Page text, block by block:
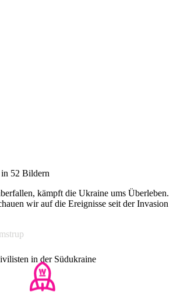
52 Bildern
kämpft die Ukraine ums Überleben.
wir auf die Ereignisse seit der Invasion
in der Südukraine